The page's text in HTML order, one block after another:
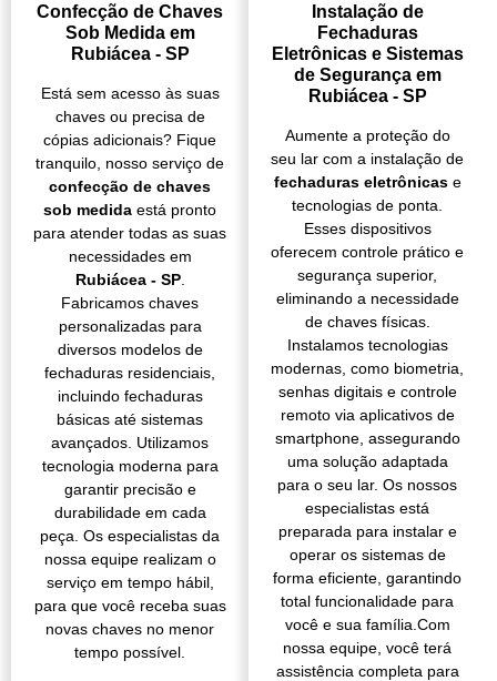
Confecção de Chaves
Sob Medida em
Rubiácea - SP
Está sem acesso às suas
chaves ou precisa de
cópias adicionais? Fique
tranquilo, nosso serviço de
confecção de chaves
sob medida está pronto
para atender todas as suas
necessidades em
Rubiácea - SP.
Fabricamos chaves
personalizadas para
diversos modelos de
fechaduras residenciais,
incluindo fechaduras
básicas até sistemas
avançados. Utilizamos
tecnologia moderna para
garantir precisão e
durabilidade em cada
peça. Os especialistas da
nossa equipe realizam o
serviço em tempo hábil,
para que você receba suas
novas chaves no menor
tempo possível.
Instalação de
Fechaduras
Eletrônicas e Sistemas
de Segurança em
Rubiácea - SP
Aumente a proteção do
seu lar com a instalação de
fechaduras eletrônicase
tecnologias de ponta.
Esses dispositivos
oferecem controle prático e
segurança superior,
eliminando a necessidade
de chaves físicas.
Instalamos tecnologias
modernas, como biometria,
senhas digitais e controle
remoto via aplicativos de
smartphone, assegurando
uma solução adaptada
para o seu lar. Os nossos
especialistas está
preparada para instalar e
operar os sistemas de
forma eficiente, garantindo
total funcionalidade para
você e sua família.Com
nossa equipe, você terá
assistência completa para